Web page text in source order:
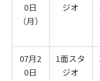
0日
（月）
ジオ
07月2
0日
1面スタ
ジオ